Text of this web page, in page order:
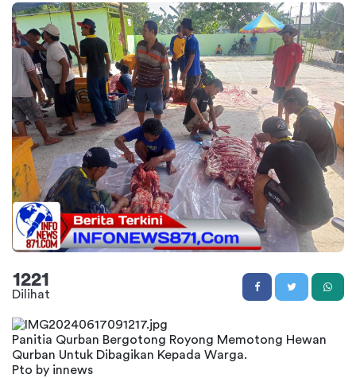
1221
Dilihat
Panitia Qurban Bergotong Royong Memotong Hewan
Qurban Untuk Dibagikan Kepada Warga.
Pto by innews